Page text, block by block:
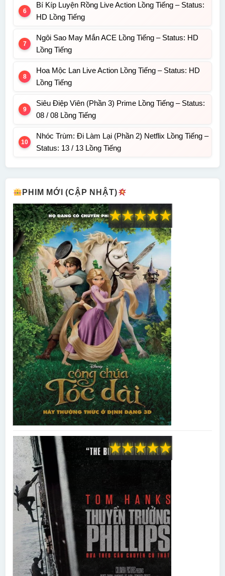
Bí Kíp Luyện Rồng Live Action Lồng Tiếng – Status:
HD Lồng Tiếng
Ngôi Sao May Mắn ACE Lồng Tiếng – Status: HD
Lồng Tiếng
Hoa Mộc Lan Live Action Lồng Tiếng – Status: HD
Lồng Tiếng
Siêu Điệp Viên (Phần 3) Prime Lồng Tiếng – Status:
08 / 08 Lồng Tiếng
Nhóc Trùm: Đi Làm Lại (Phần 2) Netflix Lồng Tiếng –
Status: 13 / 13 Lồng Tiếng
PHIM MỚI (CẬP NHẬT)
★
★
★
★
★
★
★
★
★
★